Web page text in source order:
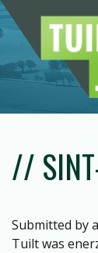
Main
Skip to main content
//
Submitted by
Tuilt was